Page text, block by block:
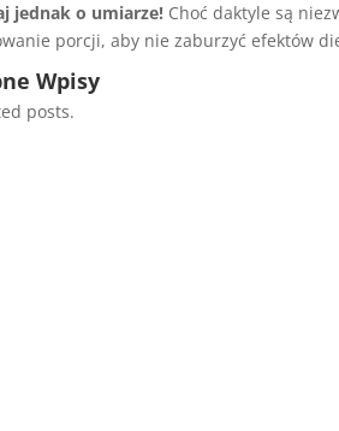
jednak o umiarze! Choć daktyle są
porcji, aby nie zaburzyć efektów
Wpisy
posts.